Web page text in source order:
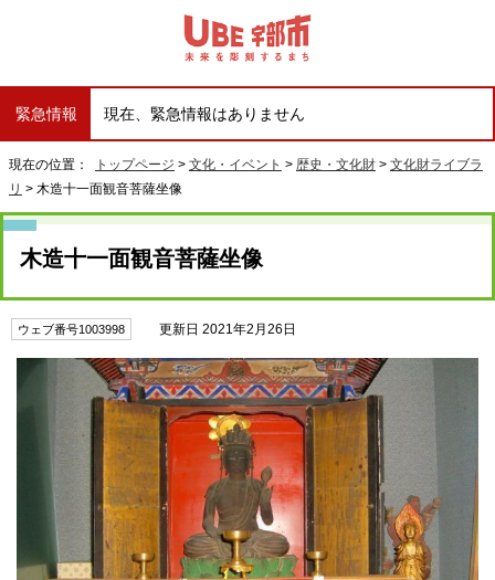
緊急情報 現在、緊急情報はありません
現在の位置： トップページ > 文化・イベント > 歴史・文化財 > 文化財ライブラ
リ > 木造十一面観音菩薩坐像
木造十一面観音菩薩坐像
ウェブ番号1003998 更新日 2021年2月26日